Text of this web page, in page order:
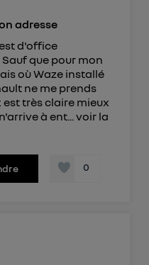
adresse
d'office
que pour mon
où Waze installé
ne me prends
est très claire mieux
à ent...voir la
0